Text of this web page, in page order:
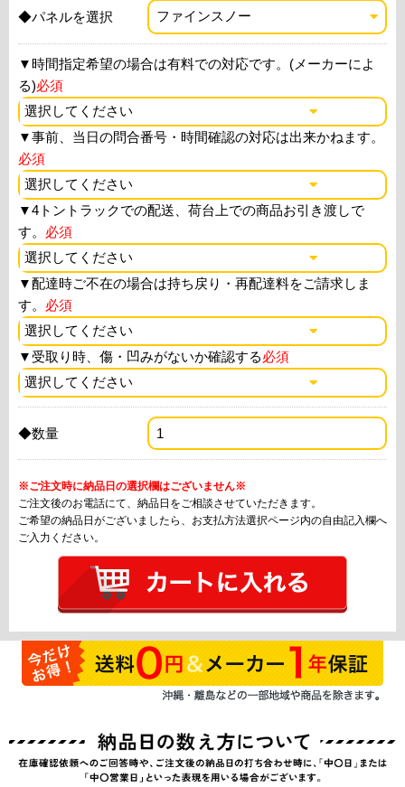
◆パネルを選択
▼時間指定希望の場合は有料での対応です。(メーカーによ
る)必須
▼事前、当日の問合番号・時間確認の対応は出来かねます。
必須
▼4トントラックでの配送、荷台上での商品お引き渡しで
す。 必須
▼配達時ご不在の場合は持ち戻り・再配達料をご請求しま
す。 必須
▼ 受取り時、傷・凹みがないか確認する必須
◆数量
※ご注文時に納品日の選択欄はございません※
ご注文後のお電話にて、納品日をご相談させていただきます。
ご希望の納品日がございましたら、お支払方法選択ページ内の自由記入欄へ
ご入力ください。